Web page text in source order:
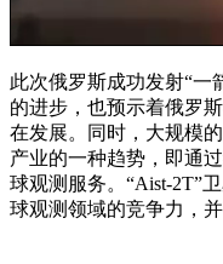
此次俄罗斯成功发射“一
的进步，也预示着俄罗
在发展。同时，大规模
产业的一种趋势，即通
球观测服务。“Aist-2T”
球观测领域的竞争力，